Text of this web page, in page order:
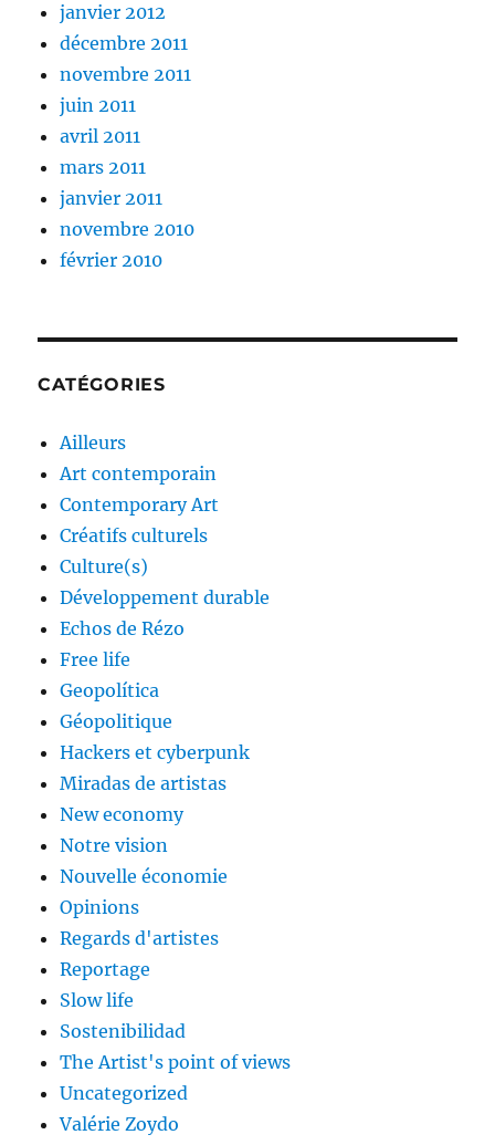
janvier 2012
décembre 2011
novembre 2011
juin 2011
avril 2011
mars 2011
janvier 2011
novembre 2010
février 2010
CATÉGORIES
Ailleurs
Art contemporain
Contemporary Art
Créatifs culturels
Culture(s)
Développement durable
Echos de Rézo
Free life
Geopolítica
Géopolitique
Hackers et cyberpunk
Miradas de artistas
New economy
Notre vision
Nouvelle économie
Opinions
Regards d'artistes
Reportage
Slow life
Sostenibilidad
The Artist's point of views
Uncategorized
Valérie Zoydo